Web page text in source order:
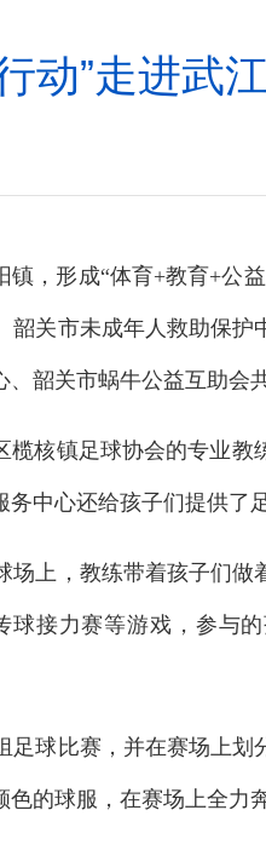
动”走进武
形成“体育+教育+公
关市未成年人救助保
韶关市蜗牛公益互助会
镇足球协会的专业教
中心还给孩子们提供了
，教练带着孩子们做
接力赛等游戏，参与
比赛，并在赛场上划
的球服，在赛场上全力